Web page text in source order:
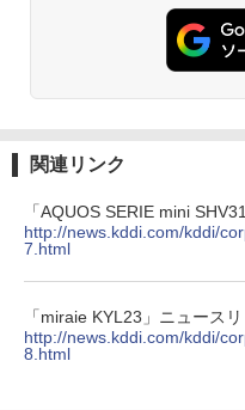
関連リンク
「AQUOS SERIE mini
http://news.kddi.com/kddi/
7.html
「miraie KYL23」ニュース
http://news.kddi.com/kddi/
8.html